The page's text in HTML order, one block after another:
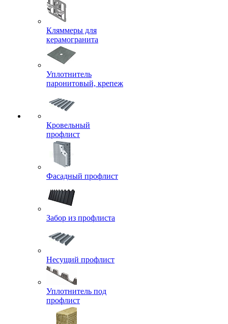
Кляммеры для
керамогранита
Уплотнитель
паронитовый, крепеж
Кровельный
профлист
Фасадный профлист
Забор из профлиста
Несущий профлист
Уплотнитель под
профлист